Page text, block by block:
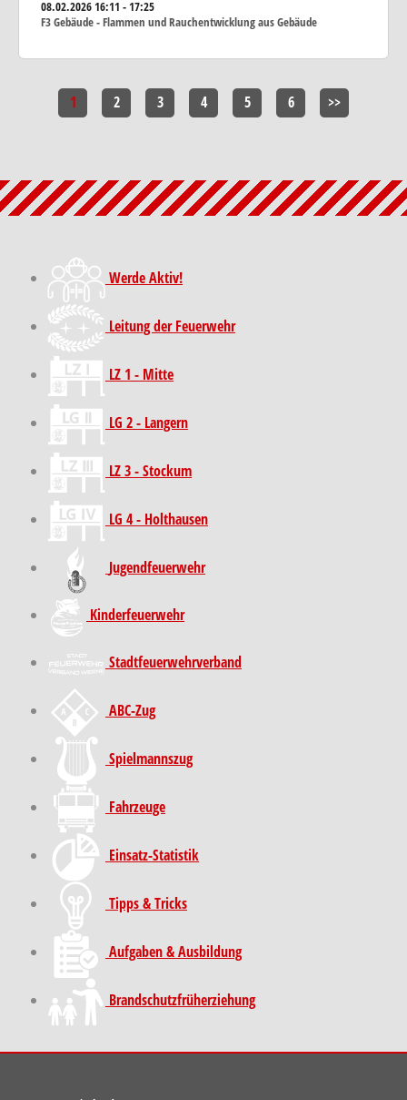
08.02.202616:11 - 17:25
F3 Gebäude - Flammen und Rauchentwicklung aus Gebäude
1 2 3 4 5 6 >>
Werde Aktiv!
Leitung der Feuerwehr
LZ 1 - Mitte
LG 2 - Langern
LZ 3 - Stockum
LG 4 - Holthausen
Jugendfeuerwehr
Kinder­feuer­wehr
Stadt­feuer­wehr­verband
ABC-Zug
Spielmannszug
Fahrzeuge
Einsatz-Statistik
Tipps & Tricks
Aufgaben & Ausbildung
Brand­schutz­früh­erziehung